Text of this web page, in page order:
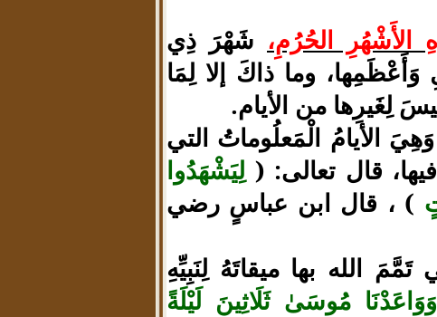
الحُرُمِ، شَهْرَ ذِي
وما ذاكَ إلا لِمَا
لِغَيرِها من الأيام.
الأيامُ الْمَعلُوماتُ التي
قال تعالى: ( لِيَشْهَدُوا
) ، قال ابن عباسٍ رضي
تَمَّمَ الله بها ميقاتَهُ لِنَبِيِّهِ
وَوَاعَدْنَا مُوسَىٰ ثَلَاثِينَ لَيْلَةً